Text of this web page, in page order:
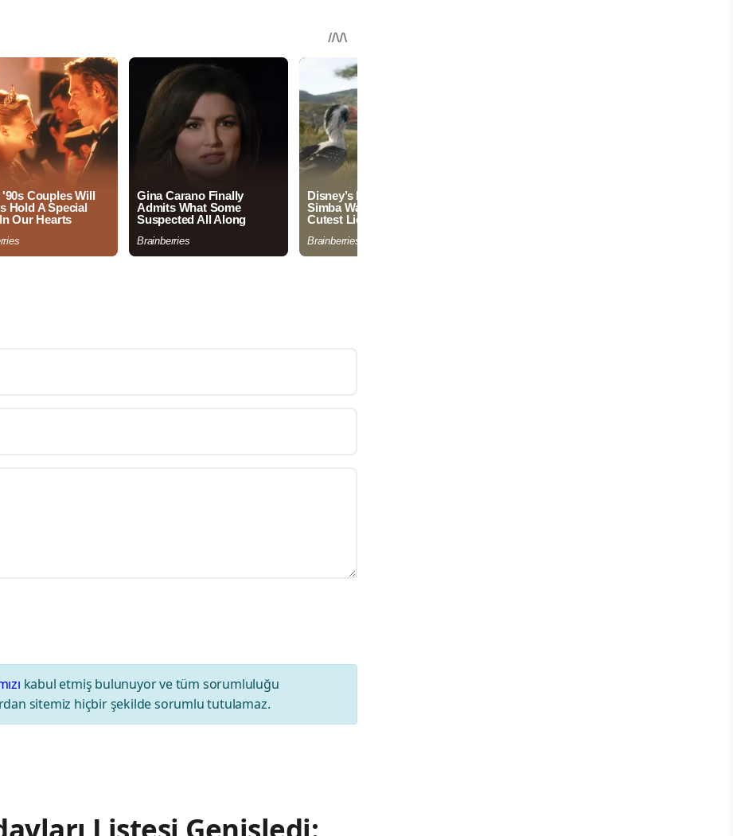
kabul etmiş bulunuyor ve tüm sorumluluğu
sitemiz hiçbir şekilde sorumlu tutulamaz.